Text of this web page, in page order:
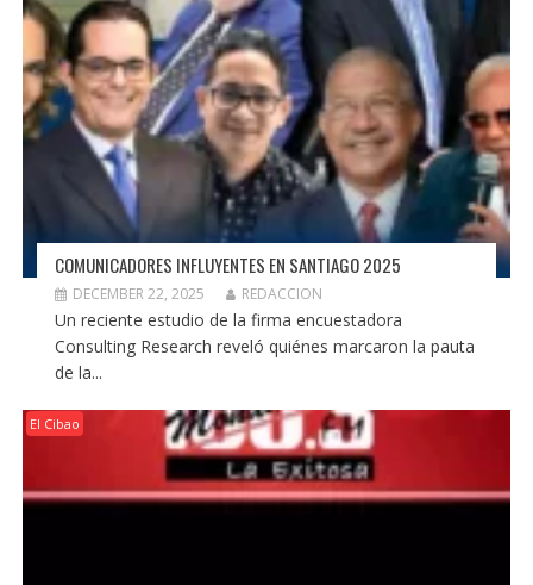
COMUNICADORES INFLUYENTES EN SANTIAGO 2025
DECEMBER 22, 2025 REDACCION
Un reciente estudio de la firma encuestadora
Consulting Research reveló quiénes marcaron la pauta
de la...
El Cibao